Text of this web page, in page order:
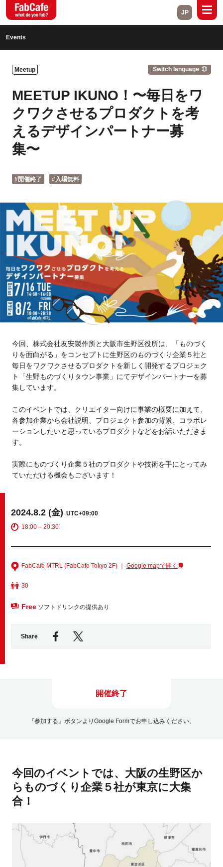
Open Labs Project Cases
Contact
Branch List
Tokyo Fuji
Nagoya Kyoto
Osaka Hida
Chiba
Toulouse Strasbourg
Kuala Lumpur Bangkok
Business service
JP
Events
Meetup Switch language
MEETUP IKUNO！〜毎日をワ
クワクさせるプロダクトを考
えるデザインパートナー募
集〜
#開催終了 #入場無料
今回、株式会社友安製作所と大阪市生野区役所は、「ものづく
りを面白がる」をコンセプトに生野区のものづくり企業５社と
毎日をワクワクさせるプロダクトを新しく開発するプロジェク
ト「生野ものづくりタウン事業」にてデザインパートナーを募
集しています。
このイベントでは、クリエイター向けに事業の概要に加えて、
各参加企業から会社説明、プロジェクト参加の背景、コラボレ
ーションしたいと思っているプロダクトなどをお話いただきま
す。
実際にものづくり企業５社のプロダクトや技術を手にとってみ
ていただける機会もございます！
2024.8.2 (金) UTC+09:00
18:00 – 20:30
FabCafe MTRL (FabCafe Tokyo 2F) ｜ Google mapで開く
30
Free ソフトドリンクの提供あり
Share
開催終了
『参加する』ボタンよりGoogle Formでお申し込みください。
今回のイベントでは、大阪の生野区か
らものづくり企業５社が東京に大集
合！